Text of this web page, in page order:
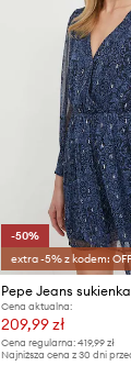
-50%
extra -5% z kodem:
Pepe Jeans
Cena aktualna:
209,99 zł
Cena regularna:419,99 zł
Najniższa cena z 30 dni